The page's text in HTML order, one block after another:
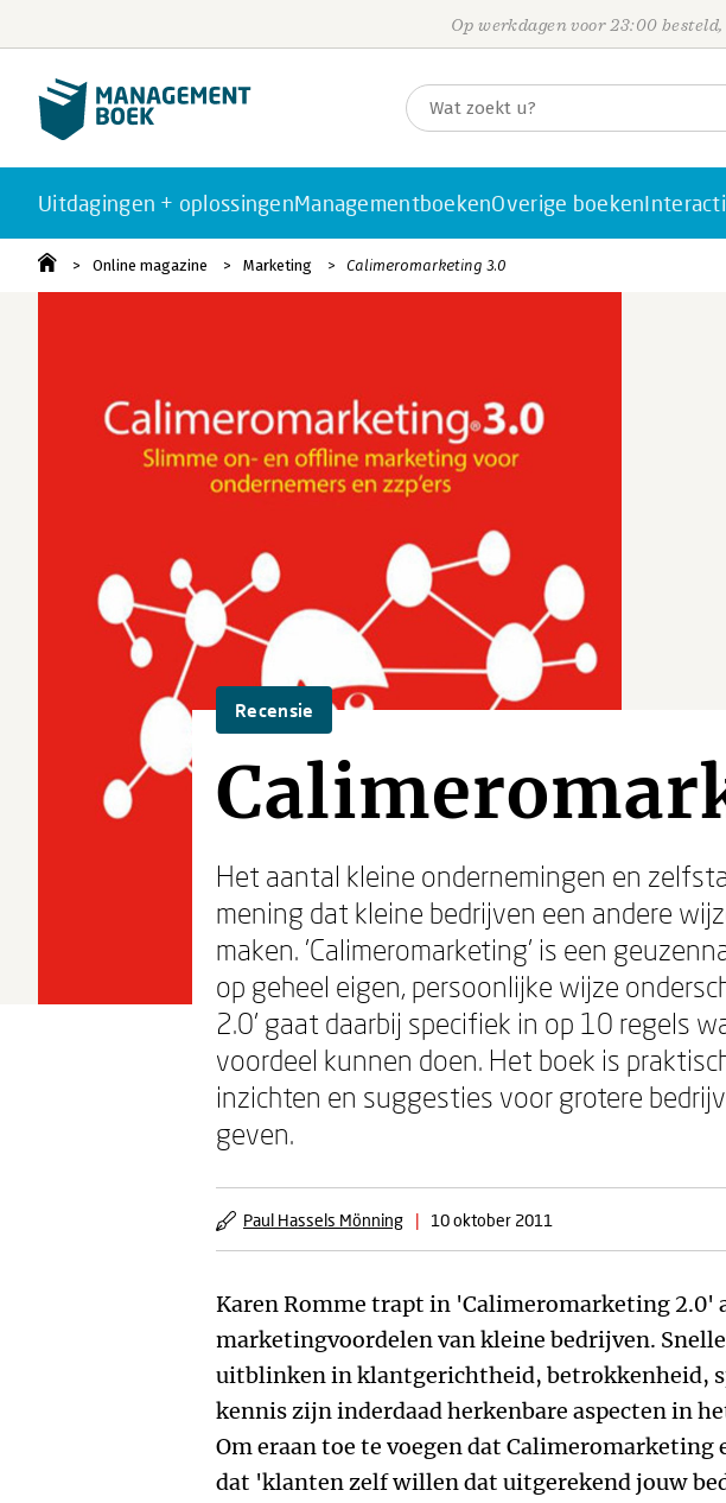
Op werkdagen voor 23:00
Uitdagingen + oplossingenManagementboekenOverige boeken
Online magazine Marketing Calimeromarketing 3.0
Recensie
Het aantal kleine ondernemingen en
mening dat kleine bedrijven een andere
maken. 'Calimeromarketing' is een
op geheel eigen, persoonlijke wijze
2.0' gaat daarbij specifiek in op 10 regels
voordeel kunnen doen. Het boek is
inzichten en suggesties voor grotere
geven.
Paul Hassels Mönning | 10 oktober 2011
Karen Romme trapt in 'Calimeromarketing 2.0'
marketingvoordelen van kleine bedrijven.
uitblinken in klantgerichtheid, betrokkenheid,
kennis zijn inderdaad herkenbare aspecten in
Om eraan toe te voegen dat Calimeromarketing
dat 'klanten zelf willen dat uitgerekend jouw